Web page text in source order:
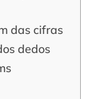
das cifras
dedos